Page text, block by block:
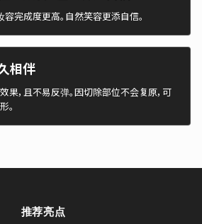
完成度更高。自然笑容更添自信。
相伴
果，且不易反弹。因切除部位不会复原，可
。
推荐亮点